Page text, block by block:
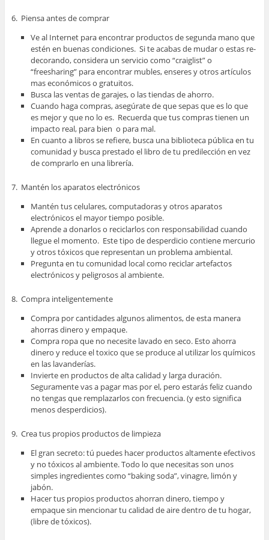
6. Piensa antes de comprar
Ve al Internet para encontrar productos de segunda mano que
estén en buenas condiciones. Si te acabas de mudar o estas re-
decorando, considera un servicio como “craiglist” o
“freesharing” para encontrar mubles, enseres y otros artículos
mas económicos o gratuitos.
Busca las ventas de garajes, o las tiendas de ahorro.
Cuando haga compras, asegúrate de que sepas que es lo que
es mejor y que no lo es. Recuerda que tus compras tienen un
impacto real, para bien o para mal.
En cuanto a libros se refiere, busca una biblioteca pública en tu
comunidad y busca prestado el libro de tu predilección en vez
de comprarlo en una librería.
7. Mantén los aparatos electrónicos
Mantén tus celulares, computadoras y otros aparatos
electrónicos el mayor tiempo posible.
Aprende a donarlos o reciclarlos con responsabilidad cuando
llegue el momento. Este tipo de desperdicio contiene mercurio
y otros tóxicos que representan un problema ambiental.
Pregunta en tu comunidad local como reciclar artefactos
electrónicos y peligrosos al ambiente.
8. Compra inteligentemente
Compra por cantidades algunos alimentos, de esta manera
ahorras dinero y empaque.
Compra ropa que no necesite lavado en seco. Esto ahorra
dinero y reduce el toxico que se produce al utilizar los químicos
en las lavanderías.
Invierte en productos de alta calidad y larga duración.
Seguramente vas a pagar mas por el, pero estarás feliz cuando
no tengas que remplazarlos con frecuencia. (y esto significa
menos desperdicios).
9. Crea tus propios productos de limpieza
El gran secreto: tú puedes hacer productos altamente efectivos
y no tóxicos al ambiente. Todo lo que necesitas son unos
simples ingredientes como “baking soda”, vinagre, limón y
jabón.
Hacer tus propios productos ahorran dinero, tiempo y
empaque sin mencionar tu calidad de aire dentro de tu hogar,
(libre de tóxicos).